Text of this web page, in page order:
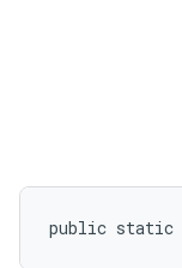
public static